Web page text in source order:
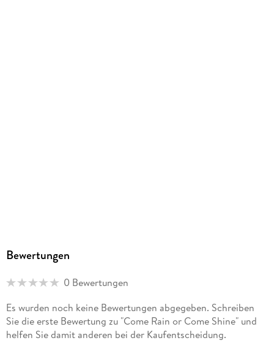
Bewertungen
0 Bewertungen
Es wurden noch keine Bewertungen abgegeben. Schreiben
Sie die erste Bewertung zu "Come Rain or Come Shine" und
helfen Sie damit anderen bei der Kaufentscheidung.